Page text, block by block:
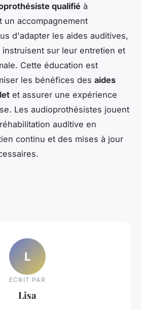
qualifié à
un accompagnement
d'adapter les aides auditives,
sur leur entretien et
Cette éducation est
les bénéfices des aides
et assurer une expérience
Les audioprothésistes jouent
auditive en
continu et des mises à jour
L
ECRIT PAR
Lisa